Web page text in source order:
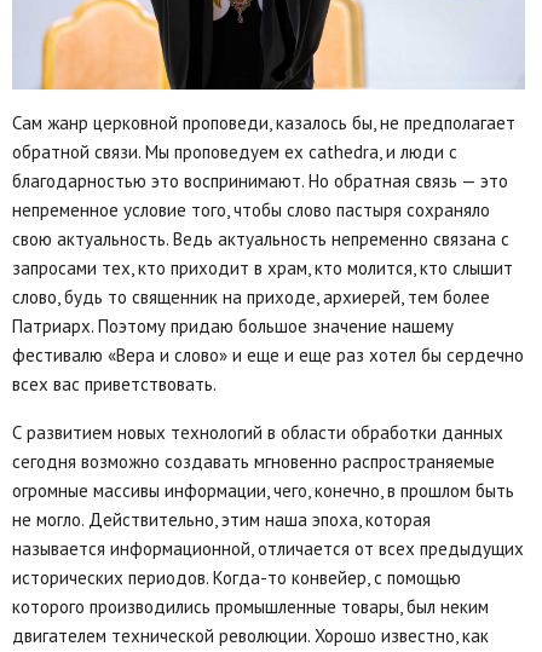
Сам жанр церковной проповеди, казалось бы, не предполагает
обратной связи. Мы проповедуем ex cathedra, и люди с
благодарностью это воспринимают. Но обратная связь — это
непременное условие того, чтобы слово пастыря сохраняло
свою актуальность. Ведь актуальность непременно связана с
запросами тех, кто приходит в храм, кто молится, кто слышит
слово, будь то священник на приходе, архиерей, тем более
Патриарх. Поэтому придаю большое значение нашему
фестивалю «Вера и слово» и еще и еще раз хотел бы сердечно
всех вас приветствовать.
С развитием новых технологий в области обработки данных
сегодня возможно создавать мгновенно распространяемые
огромные массивы информации, чего, конечно, в прошлом быть
не могло. Действительно, этим наша эпоха, которая
называется информационной, отличается от всех предыдущих
исторических периодов. Когда-то конвейер, с помощью
которого производились промышленные товары, был неким
двигателем технической революции. Хорошо известно, как